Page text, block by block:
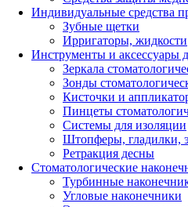
Индивидуальные средства
Зубные щетки
Ирригаторы, жидкости
Инструменты и аксессуары
Зеркала
Зонды
Кисточки и
Пинцеты
Системы для изоляции
Штопферы, гладилки,
Ретракция десны
Стоматологические
Турбинные
Угловые наконечники